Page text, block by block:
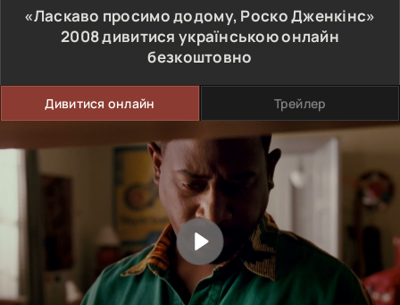
«Ласкаво просимо додому, Роско Дженкінс»
2008дивитися українською онлайн
безкоштовно
Дивитися онлайн Трейлер